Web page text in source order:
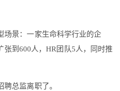
场景：一家生命科学行业的企
张到600人，HR团队5人，同时推
总监离职了。